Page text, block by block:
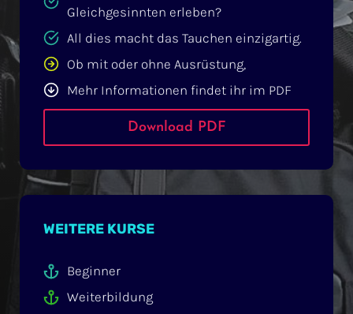
Gleichgesinnten erleben?
All dies macht das Tauchen einzigartig.
Ob mit oder ohne Ausrüstung,
Mehr Informationen findet ihr im PDF
Download PDF
WEITERE KURSE
Beginner
Weiterbildung